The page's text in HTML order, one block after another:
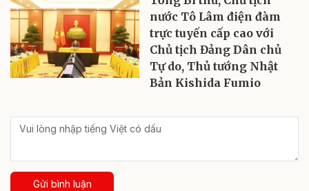
nước Tô Lâm điện đàm
trực tuyến cấp cao với
Chủ tịch Đảng Dân chủ
Tự do, Thủ tướng Nhật
Bản Kishida Fumio
Gửi bình luận